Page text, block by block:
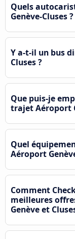
Quels
Genève-Cluses ?
Y a-t-il un bus
Cluses ?
Que puis-je
trajet Aéroport
Quel
Aéroport
Comment
meilleures
Genève et